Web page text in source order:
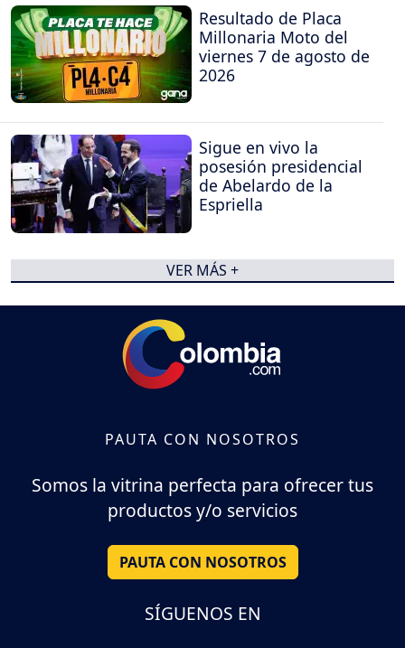
Resultado de Placa
Millonaria Moto del
viernes 7 de agosto de
2026
Sigue en vivo la
posesión presidencial
de Abelardo de la
Espriella
VER MÁS +
PAUTA CON NOSOTROS
Somos la vitrina perfecta para ofrecer tus
productos y/o servicios
PAUTA CON NOSOTROS
SÍGUENOS EN